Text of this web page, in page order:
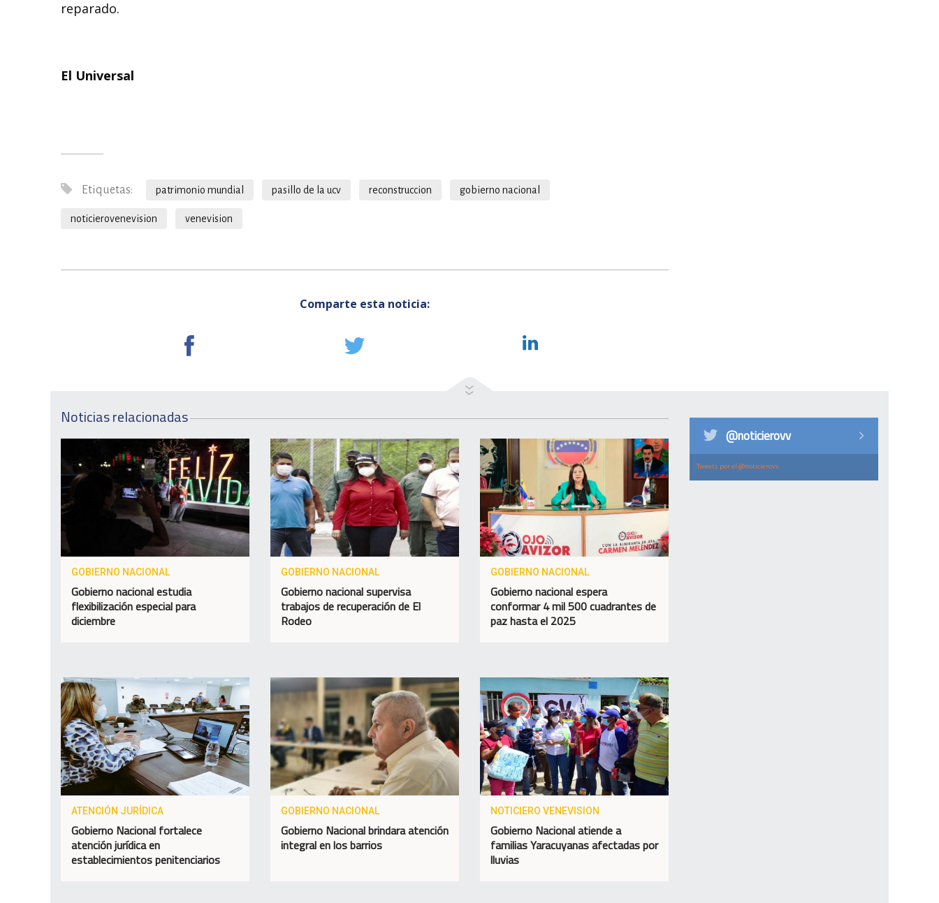
reparado.
El Universal
Etiquetas: patrimonio mundial pasillo de la ucv reconstruccion gobierno nacional
noticierovenevision venevision
Comparte esta noticia:
Noticias relacionadas
GOBIERNO NACIONAL
Gobierno nacional estudia
flexibilización especial para
diciembre
GOBIERNO NACIONAL
Gobierno nacional supervisa
trabajos de recuperación de El
Rodeo
GOBIERNO NACIONAL
Gobierno nacional espera
conformar 4 mil 500 cuadrantes de
paz hasta el 2025
ATENCIÓN JURÍDICA
Gobierno Nacional fortalece
atención jurídica en
establecimientos penitenciarios
GOBIERNO NACIONAL
Gobierno Nacional brindara atención
integral en los barrios
NOTICIERO VENEVISION
Gobierno Nacional atiende a
familias Yaracuyanas afectadas por
lluvias
@noticierovv
Tweets por el @noticierovv.